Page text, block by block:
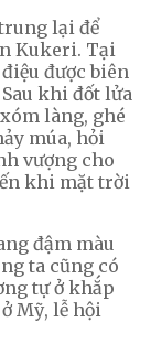
lại để
Kukeri. Tại
được biên
khi đốt lửa
làng, ghé
múa, hỏi
vượng cho
khi mặt trời
đậm màu
ta cũng có
tự ở khắp
Mỹ, lễ hội